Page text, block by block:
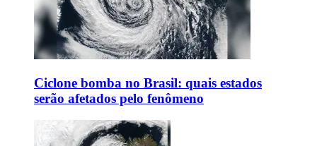
Ciclone bomba no Brasil: quais estados
serão afetados pelo fenômeno